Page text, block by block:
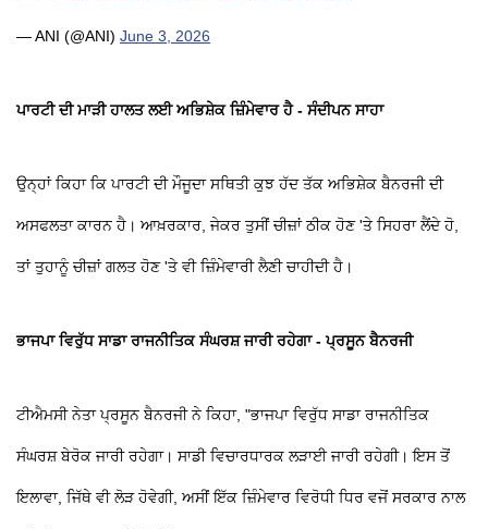
— ANI (@ANI) June 3, 2026
ਪਾਰਟੀ ਦੀ ਮਾੜੀ ਹਾਲਤ ਲਈ ਅਭਿਸ਼ੇਕ ਜ਼ਿੰਮੇਵਾਰ ਹੈ - ਸੰਦੀਪਨ ਸਾਹਾ
ਉਨ੍ਹਾਂ ਕਿਹਾ ਕਿ ਪਾਰਟੀ ਦੀ ਮੌਜੂਦਾ ਸਥਿਤੀ ਕੁਝ ਹੱਦ ਤੱਕ ਅਭਿਸ਼ੇਕ ਬੈਨਰਜੀ ਦੀ
ਅਸਫਲਤਾ ਕਾਰਨ ਹੈ। ਆਖ਼ਰਕਾਰ, ਜੇਕਰ ਤੁਸੀਂ ਚੀਜ਼ਾਂ ਠੀਕ ਹੋਣ 'ਤੇ ਸਿਹਰਾ ਲੈਂਦੇ ਹੋ,
ਤਾਂ ਤੁਹਾਨੂੰ ਚੀਜ਼ਾਂ ਗਲਤ ਹੋਣ 'ਤੇ ਵੀ ਜ਼ਿੰਮੇਵਾਰੀ ਲੈਣੀ ਚਾਹੀਦੀ ਹੈ।
ਭਾਜਪਾ ਵਿਰੁੱਧ ਸਾਡਾ ਰਾਜਨੀਤਿਕ ਸੰਘਰਸ਼ ਜਾਰੀ ਰਹੇਗਾ - ਪ੍ਰਸੂਨ ਬੈਨਰਜੀ
ਟੀਐਮਸੀ ਨੇਤਾ ਪ੍ਰਸੂਨ ਬੈਨਰਜੀ ਨੇ ਕਿਹਾ, "ਭਾਜਪਾ ਵਿਰੁੱਧ ਸਾਡਾ ਰਾਜਨੀਤਿਕ
ਸੰਘਰਸ਼ ਬੇਰੋਕ ਜਾਰੀ ਰਹੇਗਾ। ਸਾਡੀ ਵਿਚਾਰਧਾਰਕ ਲੜਾਈ ਜਾਰੀ ਰਹੇਗੀ। ਇਸ ਤੋਂ
ਇਲਾਵਾ, ਜਿੱਥੇ ਵੀ ਲੋੜ ਹੋਵੇਗੀ, ਅਸੀਂ ਇੱਕ ਜ਼ਿੰਮੇਵਾਰ ਵਿਰੋਧੀ ਧਿਰ ਵਜੋਂ ਸਰਕਾਰ ਨਾਲ